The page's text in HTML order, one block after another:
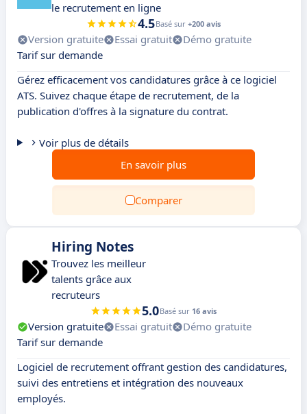
le recrutement en ligne
4.5Basé sur +200 avis
Version gratuite Essai gratuit
Démo gratuite
Tarif sur demande
Gérez efficacement vos candidatures grâce à ce logiciel
ATS. Suivez chaque étape de recrutement, de la
publication d'offres à la signature du contrat.
Voir plus de détails
En savoir plus
Comparer
Hiring Notes
Trouvez les meilleur
talents grâce aux
recruteurs
5.0Basé sur 16 avis
Version gratuite Essai gratuit
Démo gratuite
Tarif sur demande
Logiciel de recrutement offrant gestion des candidatures,
suivi des entretiens et intégration des nouveaux
employés.